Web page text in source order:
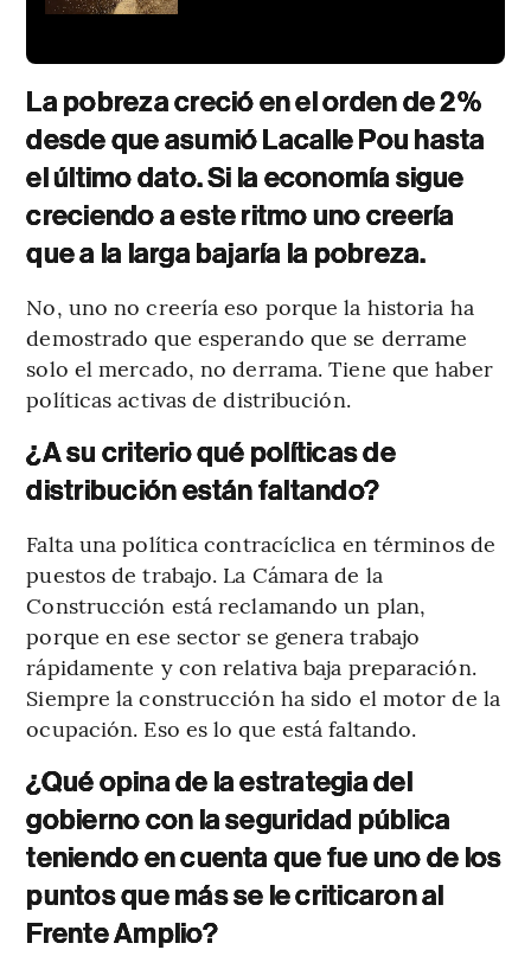
La pobreza creció en el orden de 2%
desde que asumió Lacalle Pou hasta
el último dato. Si la economía sigue
creciendo a este ritmo uno creería
que a la larga bajaría la pobreza.
No, uno no creería eso porque la historia ha
demostrado que esperando que se derrame
solo el mercado, no derrama. Tiene que haber
políticas activas de distribución.
¿A su criterio qué políticas de
distribución están faltando?
Falta una política contracíclica en términos de
puestos de trabajo. La Cámara de la
Construcción está reclamando un plan,
porque en ese sector se genera trabajo
rápidamente y con relativa baja preparación.
Siempre la construcción ha sido el motor de la
ocupación. Eso es lo que está faltando.
¿Qué opina de la estrategia del
gobierno con la seguridad pública
teniendo en cuenta que fue uno de los
puntos que más se le criticaron al
Frente Amplio?